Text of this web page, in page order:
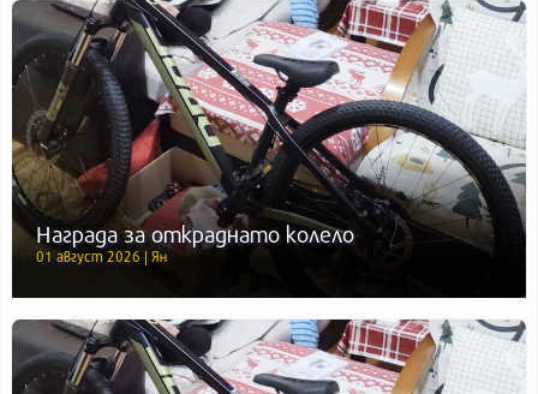
Награда за откраднато колело
01 август 2026 | Ян